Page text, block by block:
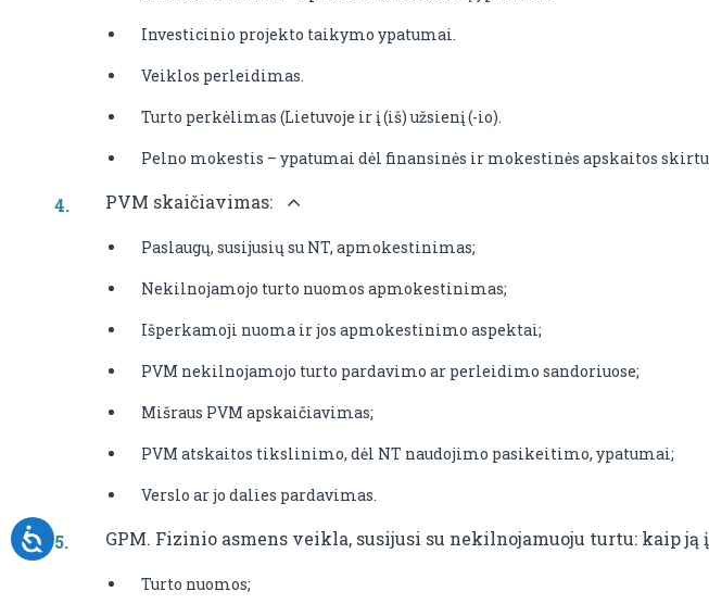
Investicinio projekto taikymo ypatumai.
Veiklos perleidimas.
Turto perkėlimas (Lietuvoje ir į (iš) užsienį (-io).
Pelno mokestis – ypatumai dėl finansinės ir mokestinės apskaitos
PVM skaičiavimas:
Paslaugų, susijusių su NT, apmokestinimas;
Nekilnojamojo turto nuomos apmokestinimas;
Išperkamoji nuoma ir jos apmokestinimo aspektai;
PVM nekilnojamojo turto pardavimo ar perleidimo sandoriuose;
Mišraus PVM apskaičiavimas;
PVM atskaitos tikslinimo, dėl NT naudojimo pasikeitimo, ypatumai;
Verslo ar jo dalies pardavimas.
GPM. Fizinio asmens veikla, susijusi su nekilnojamuoju turtu:
Turto nuomos;